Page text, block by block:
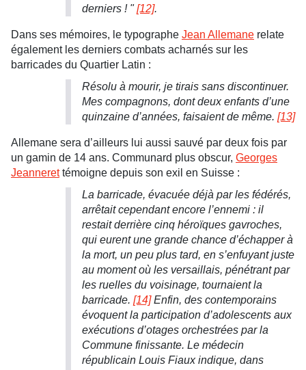
derniers ! " [12].
Dans ses mémoires, le typographe Jean Allemane relate
également les derniers combats acharnés sur les
barricades du Quartier Latin :
Résolu à mourir, je tirais sans discontinuer.
Mes compagnons, dont deux enfants d’une
quinzaine d’années, faisaient de même. [13]
Allemane sera d’ailleurs lui aussi sauvé par deux fois par
un gamin de 14 ans. Communard plus obscur, Georges
Jeannerettémoigne depuis son exil en Suisse :
La barricade, évacuée déjà par les fédérés,
arrêtait cependant encore l’ennemi : il
restait derrière cinq héroïques gavroches,
qui eurent une grande chance d’échapper à
la mort, un peu plus tard, en s’enfuyant juste
au moment où les versaillais, pénétrant par
les ruelles du voisinage, tournaient la
barricade. [14]Enfin, des contemporains
évoquent la participation d’adolescents aux
exécutions d’otages orchestrées par la
Commune finissante. Le médecin
républicain Louis Fiaux indique, dans